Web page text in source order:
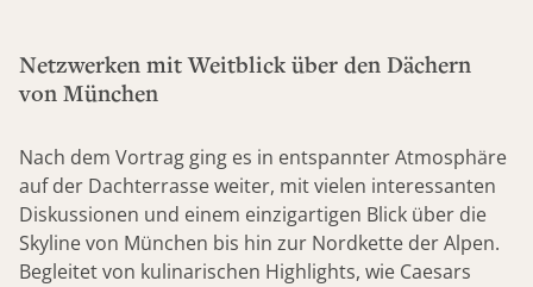
Netzwerken mit Weitblick über den Dächern
von München
Nach dem Vortrag ging es in entspannter Atmosphäre
auf der Dachterrasse weiter, mit vielen interessanten
Diskussionen und einem einzigartigen Blick über die
Skyline von München bis hin zur Nordkette der Alpen.
Begleitet von kulinarischen Highlights, wie Caesars